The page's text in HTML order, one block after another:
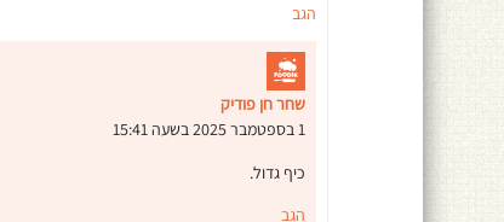
הגב
שחר חן פודיק
1 בספטמבר 2025 בשעה 15:41
כיף גדול.
הגב